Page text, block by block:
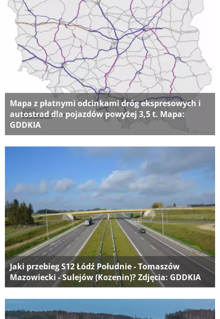
Mapa z płatnymi odcinkami dróg ekspresowych i
autostrad dla pojazdów powyżej 3,5 t. Mapa:
GDDKIA
Jaki przebieg S12 Łódź Południe - Tomaszów
Mazowiecki - Sulejów (Kozenin)? Zdjęcia: GDDKIA